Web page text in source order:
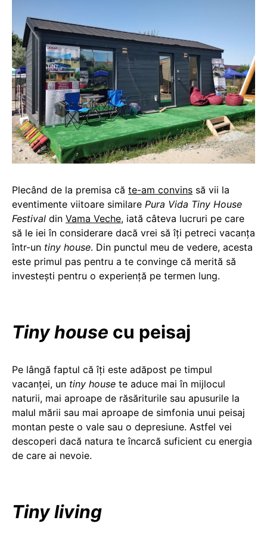
Plecând de la premisa că te-am convins să vii la
eventimente viitoare similare Pura Vida Tiny House
Festival din Vama Veche, iată câteva lucruri pe care
să le iei în considerare dacă vrei să îți petreci vacanța
într-un tiny house. Din punctul meu de vedere, acesta
este primul pas pentru a te convinge că merită să
investești pentru o experiență pe termen lung.
Tiny house cu peisaj
Pe lângă faptul că îți este adăpost pe timpul
vacanței, un tiny house te aduce mai în mijlocul
naturii, mai aproape de răsăriturile sau apusurile la
malul mării sau mai aproape de simfonia unui peisaj
montan peste o vale sau o depresiune. Astfel vei
descoperi dacă natura te încarcă suficient cu energia
de care ai nevoie.
Tiny living